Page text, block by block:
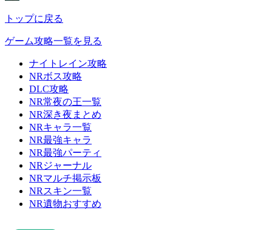
トップに戻る
ゲーム攻略一覧を見る
ナイトレイン攻略
NRボス攻略
DLC攻略
NR常夜の王一覧
NR深き夜まとめ
NRキャラ一覧
NR最強キャラ
NR最強パーティ
NRジャーナル
NRマルチ掲示板
NRスキン一覧
NR遺物おすすめ